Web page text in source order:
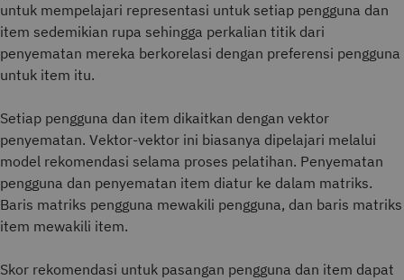
untuk mempelajari representasi untuk setiap pengguna dan
item sedemikian rupa sehingga perkalian titik dari
penyematan mereka berkorelasi dengan preferensi pengguna
untuk item itu.
Setiap pengguna dan item dikaitkan dengan vektor
penyematan. Vektor-vektor ini biasanya dipelajari melalui
model rekomendasi selama proses pelatihan. Penyematan
pengguna dan penyematan item diatur ke dalam matriks.
Baris matriks pengguna mewakili pengguna, dan baris matriks
item mewakili item.
Skor rekomendasi untuk pasangan pengguna dan item dapat